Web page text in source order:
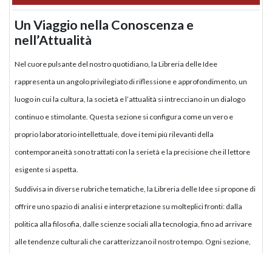
Un Viaggio nella Conoscenza e
nell’Attualità
Nel cuore pulsante del nostro quotidiano, la Libreria delle Idee
rappresenta un angolo privilegiato di riflessione e approfondimento, un
luogo in cui la cultura, la società e l’attualità si intrecciano in un dialogo
continuo e stimolante. Questa sezione si configura come un vero e
proprio laboratorio intellettuale, dove i temi più rilevanti della
contemporaneità sono trattati con la serietà e la precisione che il lettore
esigente si aspetta.
Suddivisa in diverse rubriche tematiche, la Libreria delle Idee si propone di
offrire uno spazio di analisi e interpretazione su molteplici fronti: dalla
politica alla filosofia, dalle scienze sociali alla tecnologia, fino ad arrivare
alle tendenze culturali che caratterizzano il nostro tempo. Ogni sezione,